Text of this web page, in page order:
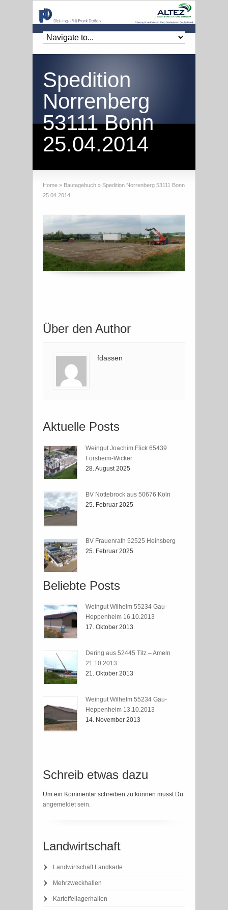
Spedition
Norrenberg
53111 Bonn
25.04.2014
Home » Bautagebuch » Spedition Norrenberg 53111 Bonn
25.04.2014
Über den Author
fdassen
Aktuelle Posts
Weingut Joachim Flick 65439
Försheim-Wicker
28. August 2025
BV Nottebrock aus 50676 Köln
25. Februar 2025
BV Frauenrath 52525 Heinsberg
25. Februar 2025
Beliebte Posts
Weingut Wilhelm 55234 Gau-
Heppenheim 16.10.2013
17. Oktober 2013
Dering aus 52445 Titz – Ameln
21.10.2013
21. Oktober 2013
Weingut Wilhelm 55234 Gau-
Heppenheim 13.10.2013
14. November 2013
Schreib etwas dazu
Um ein Kommentar schreiben zu können musst Du
angemeldet sein
Landwirtschaft
Landwirtschaft Landkarte
Mehrzweckhallen
Kartoffellagerhallen